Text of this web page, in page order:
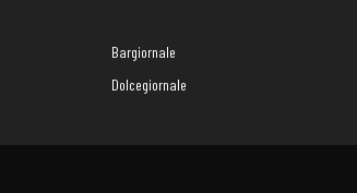
Bargiornale
Dolcegiornale